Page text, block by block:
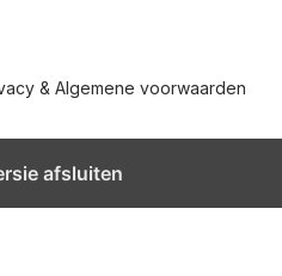
& Algemene voorwaarden
afsluiten